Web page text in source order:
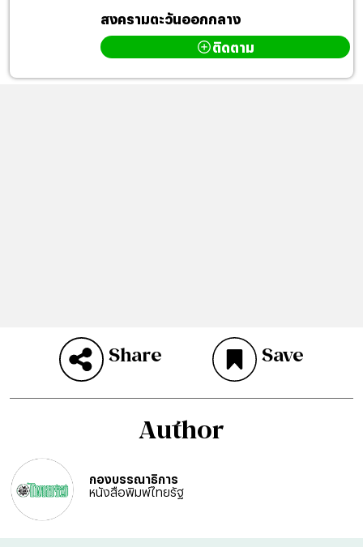
สงครามตะวันออกกลาง
ติดตาม
Share Save
Author
กองบรรณาธิการ
หนังสือพิมพ์ไทยรัฐ